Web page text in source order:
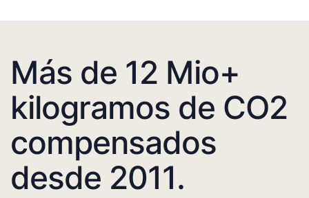
Más de 12 Mio+
kilogramos de CO2
compensados
desde 2011.